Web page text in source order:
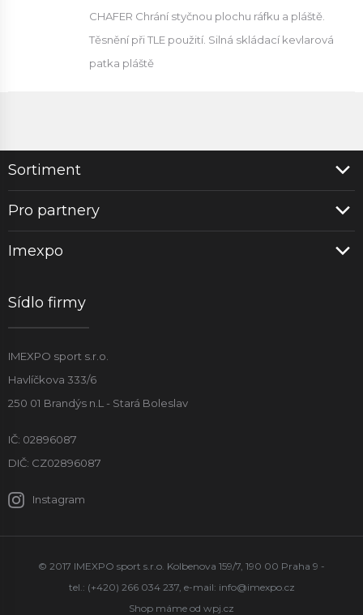
CHAFER Chrání styčnou plochu ráfku a pláště.
Těsnění při TLE použití. Silná skládací kevlarová
patka pláště
Sortiment
Pro partnery
Imexpo
Sídlo firmy
IMEXPO sport s.r.o.
Havlíčkova 333/6
250 01 Brandýs n.L - Stará Boleslav
IČ: 02896087
DIČ: CZ02896087
Instagram
© 2017 IMEXPO sport s.r.o. Kolbenova 159/7, 190 00 Praha 9 -
tel.: (+420) 266 034 237, e-mail: info@imexpo.cz
Shop máme od wpj.cz